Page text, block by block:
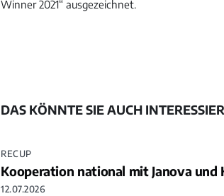
Winner 2021“ ausgezeichnet.
DAS KÖNNTE SIE AUCH
RECUP
Kooperation national mit Janova und
12.07.2026